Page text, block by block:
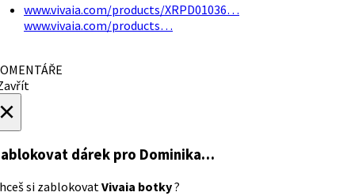
www.vivaia.com/products/XRPD01036…
www.vivaia.com/products…
dárek pro Dominika…
si zablokovatVivaia botky?